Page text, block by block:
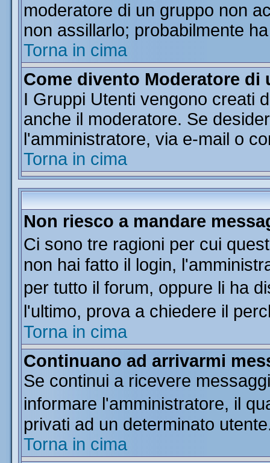
moderatore di un gruppo non
non assillarlo; probabilmente
Torna in cima
Come divento Moderatore di
I Gruppi Utenti vengono creati
anche il moderatore. Se
l'amministratore, via e-mail o
Torna in cima
Non riesco a mandare
Ci sono tre ragioni per cui
non hai fatto il login,
per tutto il forum, oppure li ha
l'ultimo, prova a chiedere il
Torna in cima
Continuano ad arrivarmi
Se continui a ricevere
informare l'amministratore, il
privati ad un determinato
Torna in cima